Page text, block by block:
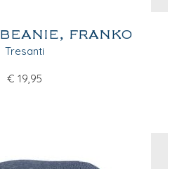
FRANKO
Tresanti
€ 19,95